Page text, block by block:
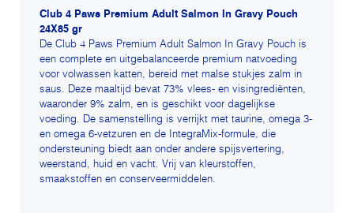
Club 4 Paws Premium Adult Salmon In Gravy Pouch
24X85 gr
De Club 4 Paws Premium Adult Salmon In Gravy Pouch is
een complete en uitgebalanceerde premium natvoeding
voor volwassen katten, bereid met malse stukjes zalm in
saus. Deze maaltijd bevat 73% vlees- en visingrediënten,
waaronder 9% zalm, en is geschikt voor dagelijkse
voeding. De samenstelling is verrijkt met taurine, omega 3-
en omega 6-vetzuren en de IntegraMix-formule, die
ondersteuning biedt aan onder andere spijsvertering,
weerstand, huid en vacht. Vrij van kleurstoffen,
smaakstoffen en conserveermiddelen.